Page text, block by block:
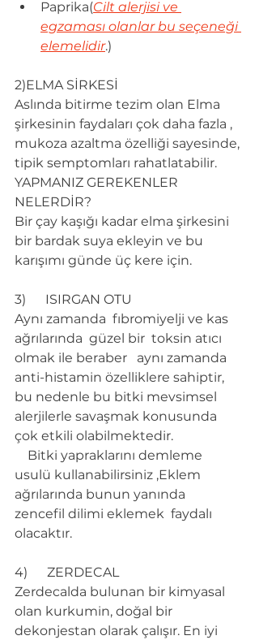
Paprika(Cilt alerjisi ve
egzaması olanlar bu seçeneği
elemelidir.)
2)ELMA SİRKESİ
Aslında bitirme tezim olan Elma
şirkesinin faydaları çok daha fazla ,
mukoza azaltma özelliği sayesinde,
tipik semptomları rahatlatabilir.
YAPMANIZ GEREKENLER
NELERDİR?
Bir çay kaşığı kadar elma şirkesini
bir bardak suya ekleyin ve bu
karışımı günde üç kere için.
3)      ISIRGAN OTU
Aynı zamanda  fıbromiyelji ve kas
ağrılarında  güzel bir  toksin atıcı
olmak ile beraber   aynı zamanda
anti-histamin özelliklere sahiptir,
bu nedenle bu bitki mevsimsel
alerjilerle savaşmak konusunda
çok etkili olabilmektedir.
usulü kullanabilirsiniz ,Eklem
ağrılarında bunun yanında
zencefil dilimi eklemek  faydalı
olacaktır.
4)      ZERDECAL
Zerdecalda bulunan bir kimyasal
olan kurkumin, doğal bir
dekonjestan olarak çalışır. En iyi